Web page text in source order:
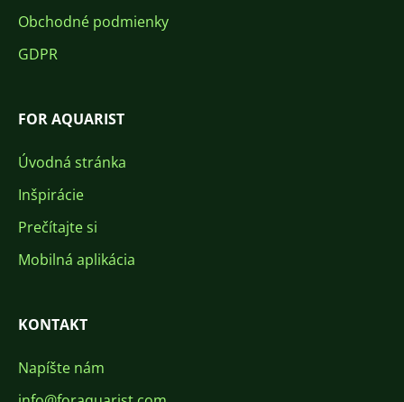
Obchodné podmienky
GDPR
FOR AQUARIST
Úvodná stránka
Inšpirácie
Prečítajte si
Mobilná aplikácia
KONTAKT
Napíšte nám